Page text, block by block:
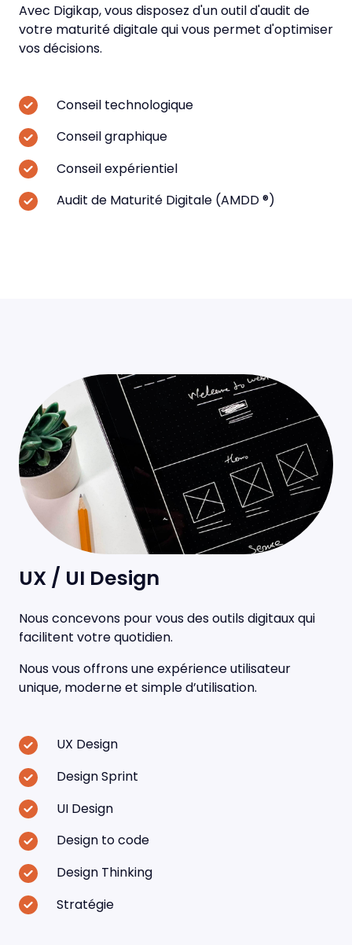
Avec Digikap, vous disposez d'un outil d'audit de
votre maturité digitale qui vous permet d'optimiser
vos décisions.
Conseil technologique
Conseil graphique
Conseil expérientiel
Audit de Maturité Digitale (AMDD ®)
UX / UI Design
Nous concevons pour vous des outils digitaux qui
facilitent votre quotidien.
Nous vous offrons une expérience utilisateur
unique, moderne et simple d’utilisation.
UX Design
Design Sprint
UI Design
Design to code
Design Thinking
Stratégie